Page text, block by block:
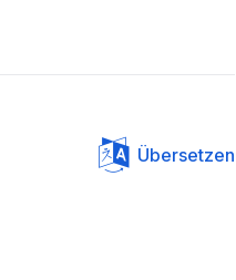
Übersetzen